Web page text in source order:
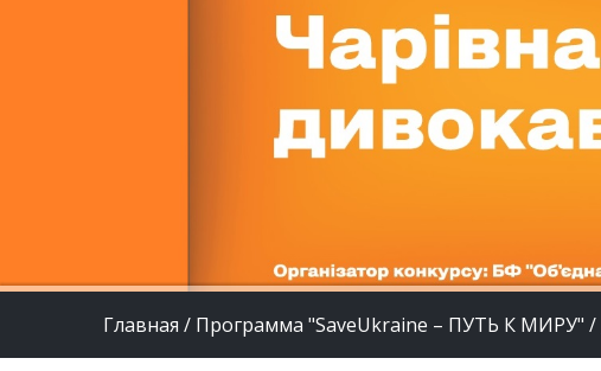
Главная / Программа "SaveUkraine – ПУТЬ К МИРУ" /